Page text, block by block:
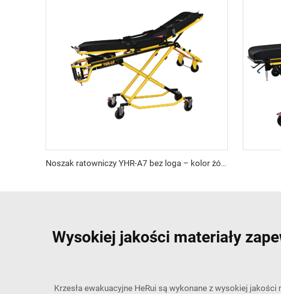
Noszak ratowniczy YHR-A7 bez loga – kolor żółty
Wysokiej jakości materiały
Krzesła ewakuacyjne HeRui są wykonane z wysokiej